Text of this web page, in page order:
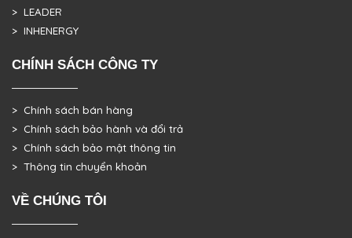
> LEADER
> INHENERGY
CHÍNH SÁCH CÔNG TY
> Chính sách bán hàng
> Chính sách bảo hành và đổi trả
> Chính sách bảo mật thông tin
> Thông tin chuyển khoản
VỀ CHÚNG TÔI